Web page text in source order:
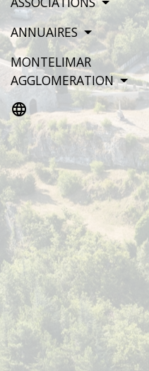
ANNUAIRES
MONTELIMAR
AGGLOMERATION
language